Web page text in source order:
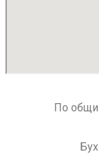
По